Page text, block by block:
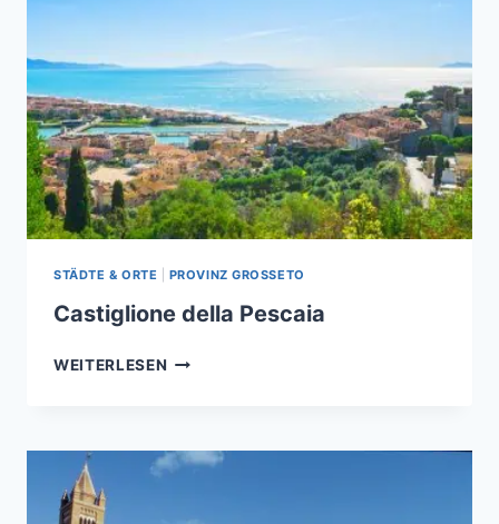
STÄDTE & ORTE PROVINZ GROSSETO
Castiglione della Pescaia
WEITERLESEN CASTIGLIONE